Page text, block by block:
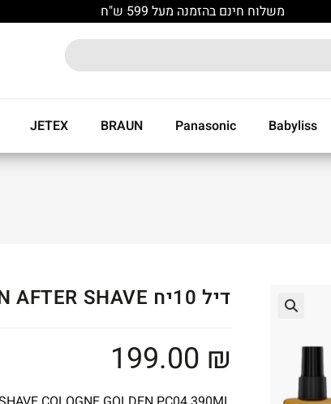
משלוח חינם בהזמנה מעל 599 ש"ח
Babyliss
Panasonic
BRAUN
JETEX
דיל 10יח PION AFTER SHAVE
199.00 ₪